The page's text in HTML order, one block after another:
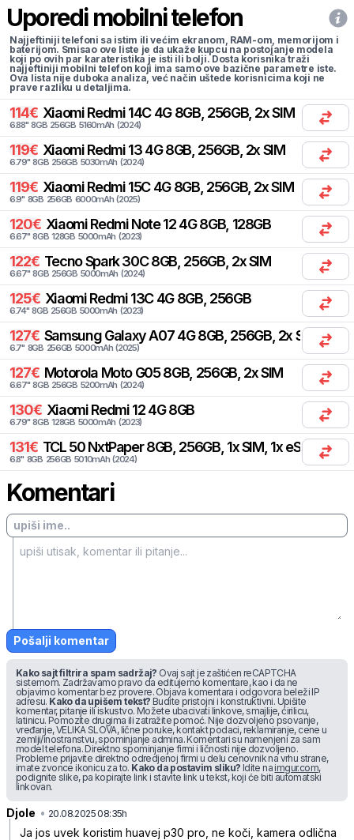
Uporedi mobilni telefon
Najjeftiniji telefoni sa istim ili većim ekranom, RAM-om, memorijom i
baterijom. Smisao ove liste je da ukaže kupcu na postojanje modela
koji po ovih par karateristika je isti ili bolji. Dosta korisnika traži
najjeftiniji mobilni telefon koji ima samo ove bazične parametre iste.
Ova lista nije duboka analiza, već način uštede korisnicima koji ne
prave razliku u detaljima.
114€ Xiaomi Redmi 14C 4G 8GB, 256GB, 2x SIM
6.88" 8GB 256GB 5160mAh (2024)
119€ Xiaomi Redmi 13 4G 8GB, 256GB, 2x SIM
6.79" 8GB 256GB 5030mAh (2024)
119€ Xiaomi Redmi 15C 4G 8GB, 256GB, 2x SIM
6.9" 8GB 256GB 6000mAh (2025)
120€ Xiaomi Redmi Note 12 4G 8GB, 128GB
6.67" 8GB 128GB 5000mAh (2023)
122€ TecnoSpark 30C 8GB, 256GB, 2x SIM
6.67" 8GB 256GB 5000mAh (2024)
125€ Xiaomi Redmi 13C 4G 8GB, 256GB
6.74" 8GB 256GB 5000mAh (2023)
127€ Samsung Galaxy A07 4G 8GB, 256GB, 2x SIM
6.7" 8GB 256GB 5000mAh (2025)
127€ Motorola Moto G05 8GB, 256GB, 2x SIM
6.67" 8GB 256GB 5200mAh (2024)
130€ Xiaomi Redmi 12 4G 8GB
6.79" 8GB 128GB 5000mAh (2023)
131€ TCL 50 NxtPaper 8GB, 256GB, 1x SIM, 1x eSIM
6.8" 8GB 256GB 5010mAh (2024)
Komentari
Pošalji komentar
Kako sajt filtrira spam sadržaj? Ovaj sajt je zaštićen reCAPTCHA
sistemom. Zadržavamo pravo da editujemo komentare, kao i da ne
objavimo komentar bez provere. Objava komentara i odgovora beleži IP
adresu. Kako da upišem tekst? Budite pristojni i konstruktivni. Upišite
komentar, pitanje ili iskustvo. Možete ubacivati linkove, smajlije, ćirilicu,
latinicu. Pomozite drugima ili zatražite pomoć. Nije dozvoljeno psovanje,
vređanje, VELIKA SLOVA, lične poruke, kontakt podaci, reklamiranje, cene u
zemlji/inostranstvu, spominjanje admina. Komentari su namenjeni za sam
model telefona. Direktno spominjanje firmi i ličnosti nije dozvoljeno.
Probleme prijavite direktno odredjenoj firmi u delu cenovnik na vrhu strane,
imate zvonce ikonicu za to. Kako da postavim sliku? Idite na imgur.com,
podignite slike, pa kopirajte link i stavite link u tekst, koji će biti automatski
linkovan.
Djole • 20.08.2025 08:35h
Ja jos uvek koristim huavej p30 pro, ne koči, kamera odlična